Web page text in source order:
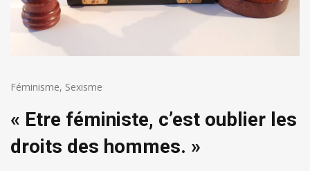
Féminisme, Sexisme
« Etre féministe, c’est oublier les
droits des hommes. »